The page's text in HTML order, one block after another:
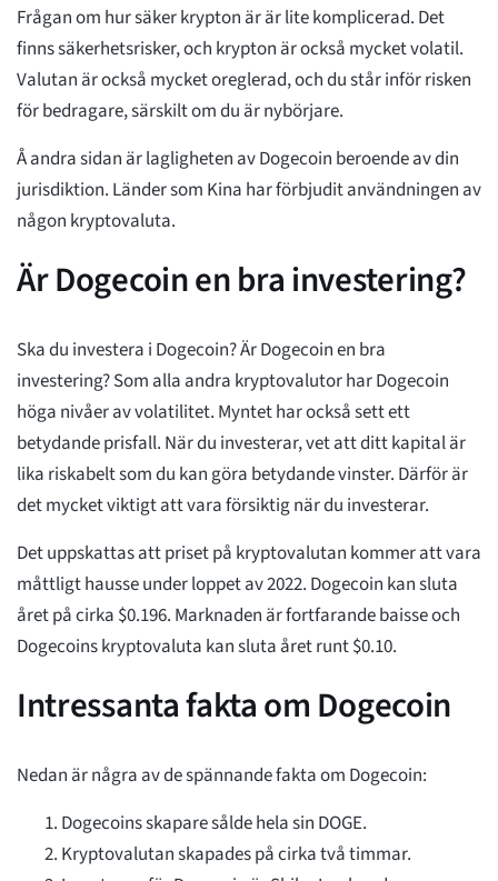
Frågan om hur säker krypton är är lite komplicerad. Det
finns säkerhetsrisker, och krypton är också mycket volatil.
Valutan är också mycket oreglerad, och du står inför risken
för bedragare, särskilt om du är nybörjare.
Å andra sidan är lagligheten av Dogecoin beroende av din
jurisdiktion. Länder som Kina har förbjudit användningen av
någon kryptovaluta.
Är Dogecoin en bra investering?
Ska du investera i Dogecoin? Är Dogecoin en bra
investering? Som alla andra kryptovalutor har Dogecoin
höga nivåer av volatilitet. Myntet har också sett ett
betydande prisfall. När du investerar, vet att ditt kapital är
lika riskabelt som du kan göra betydande vinster. Därför är
det mycket viktigt att vara försiktig när du investerar.
Det uppskattas att priset på kryptovalutan kommer att vara
måttligt hausse under loppet av 2022. Dogecoin kan sluta
året på cirka $0.196. Marknaden är fortfarande baisse och
Dogecoins kryptovaluta kan sluta året runt $0.10.
Intressanta fakta om Dogecoin
Nedan är några av de spännande fakta om Dogecoin:
Dogecoins skapare sålde hela sin DOGE.
Kryptovalutan skapades på cirka två timmar.